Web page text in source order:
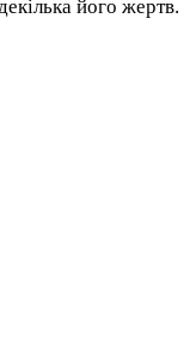
його жертв.